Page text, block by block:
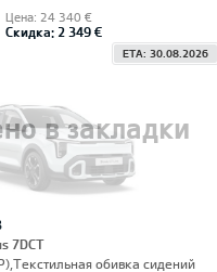
в закладки
Цена: 24 340 €
Скидка: 2 349 €
ETA: 30.08.2026
7DCT
обивка сидений